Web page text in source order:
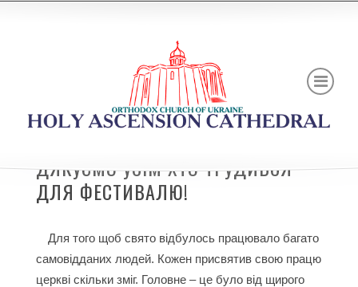
ДЯКУЄМО УСІМ ХТО ТРУДИВСЯ
ДЛЯ ФЕСТИВАЛЮ!
Для того щоб свято відбулось працювало багато
самовідданих людей. Кожен присвятив свою працю
церкві скільки зміг. Головне – це було від щирого